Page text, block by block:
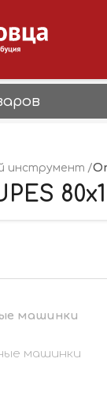
инструмент
машинки
машинки